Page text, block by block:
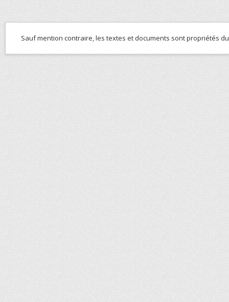
Sauf mention contraire, les textes et documents sont propriétés